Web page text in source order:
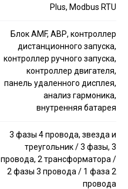
Plus, Modbus RTU
Блок AMF, АВР, контроллер
дистанционного запуска,
контроллер ручного запуска,
контроллер двигателя,
панель удаленного дисплея,
анализ гармоника,
внутренняя батарея
3 фазы 4 провода, звезда и
треугольник / 3 фазы, 3
провода, 2 трансформатора /
2 фазы 3 провода / 1 фаза 2
провода